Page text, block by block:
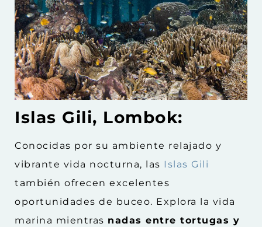
Islas Gili, Lombok:
Conocidas por su ambiente relajado y
vibrante vida nocturna, las Islas Gili
también ofrecen excelentes
oportunidades de buceo. Explora la vida
marina mientras nadas entre tortugas y